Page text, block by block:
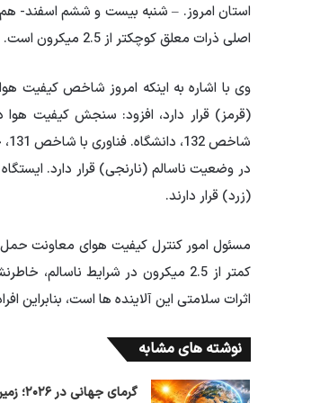
استان امروز. – شنبه بیست و ششم
اصلی ذرات معلق کوچکتر از 2.5 میکرون است.
وی با اشاره به اینکه امروز شاخص کیفیت هوا
شاخص 132، دانشگاه. فناوری با شاخص 131، خیابان 25. آبان با شاخص 127، ولدان و فیض با شاخص 125،
(زرد) قرار دارند.
مسئول امور کنترل کیفیت هوای معاونت حمل
کمتر از 2.5 میکرون در شرایط
اثرات سلامتی این آلاینده ها است،
نوشته های مشابه
گرمای